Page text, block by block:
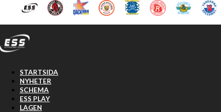
Hoppa till huvudinnehåll Hoppa till sidfot
STARTSIDA
NYHETER
SCHEMA
ESS PLAY
LAGEN